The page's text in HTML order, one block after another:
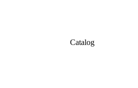
Catalog